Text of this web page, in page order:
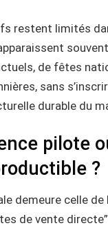
restent limités
de fêtes
sans
durable du
pilote
?
demeure celle de
de vente